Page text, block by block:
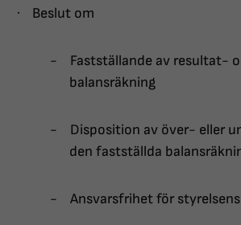
· Beslut om
-
Fastställande av resultat-
balansräkning
-
Disposition av över- eller
den fastställda
- Ansvarsfrihet för